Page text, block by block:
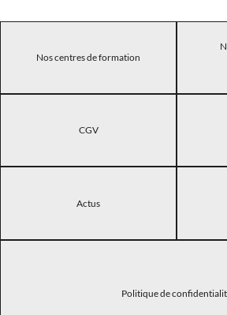
Nos centres de formation
CGV
Actus
Politique de